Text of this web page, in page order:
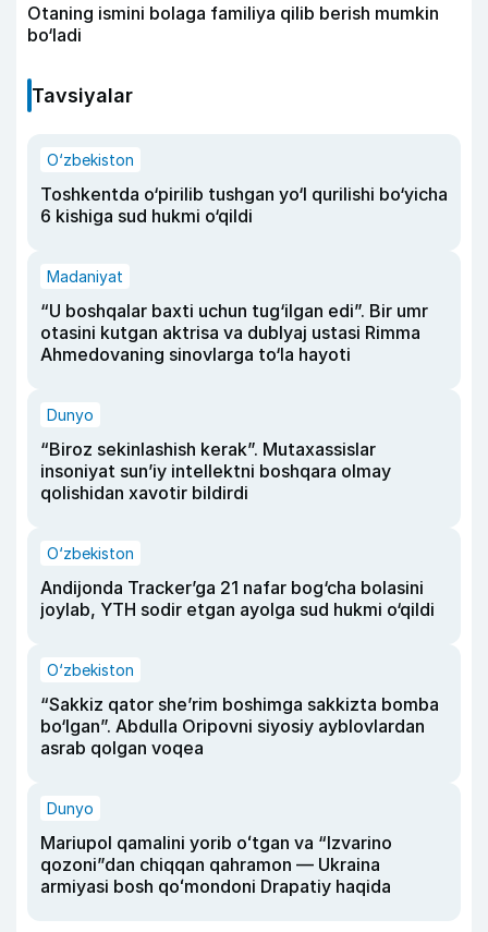
Otaning ismini bolaga familiya qilib berish mumkin
bo‘ladi
Tavsiyalar
O‘zbekiston
Toshkentda o‘pirilib tushgan yo‘l qurilishi bo‘yicha
6 kishiga sud hukmi o‘qildi
Madaniyat
“U boshqalar baxti uchun tug‘ilgan edi”. Bir umr
otasini kutgan aktrisa va dublyaj ustasi Rimma
Ahmedovaning sinovlarga to‘la hayoti
Dunyo
“Biroz sekinlashish kerak”. Mutaxassislar
insoniyat sun’iy intellektni boshqara olmay
qolishidan xavotir bildirdi
O‘zbekiston
Andijonda Tracker’ga 21 nafar bog‘cha bolasini
joylab, YTH sodir etgan ayolga sud hukmi o‘qildi
O‘zbekiston
“Sakkiz qator she’rim boshimga sakkizta bomba
bo‘lgan”. Abdulla Oripovni siyosiy ayblovlardan
asrab qolgan voqea
Dunyo
Mariupol qamalini yorib oʻtgan va “Izvarino
qozoni”dan chiqqan qahramon — Ukraina
armiyasi bosh qoʻmondoni Drapatiy haqida